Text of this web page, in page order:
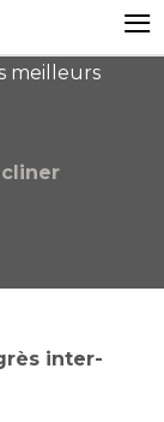
inter-
meilleurs
≡